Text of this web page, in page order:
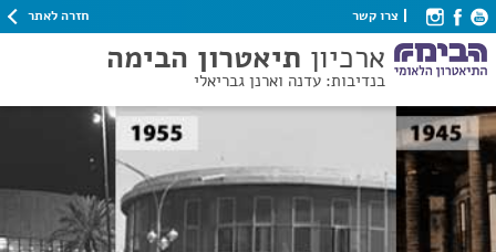
צרו קשר חזרה לאתר
ארכיון תיאטרון הבימה
בנדיבות: עדנה וארנן גבריאלי